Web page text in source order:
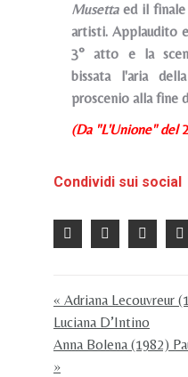
Musetta ed il
artisti. Applaudito
3° atto e la
bissata l'aria
proscenio alla fine
(Da "L'Unione" del
Condividi sui social
« Adriana Lecouvreur
Luciana D’Intino
Anna Bolena (1982)
»